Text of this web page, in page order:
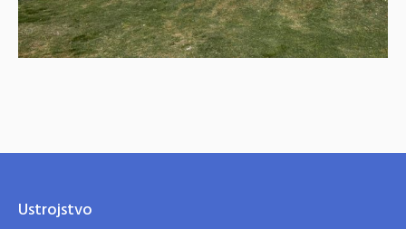
Ustrojstvo